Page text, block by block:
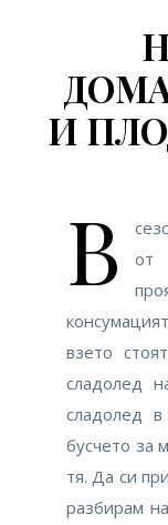
И
В
от
взето
сладолед
сладолед
бусчето за
тя. Да си
разбирам